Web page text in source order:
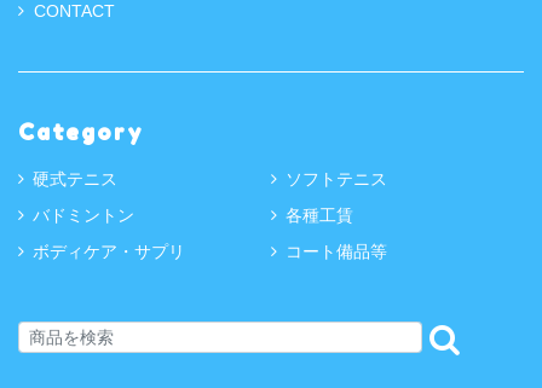
CONTACT
Category
硬式テニス
ソフトテニス
バドミントン
各種工賃
ボディケア・サプリ
コート備品等